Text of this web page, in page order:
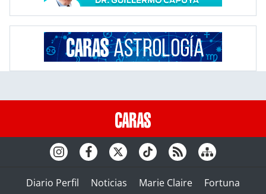
Diario Perfil Noticias Marie Claire
Fortuna